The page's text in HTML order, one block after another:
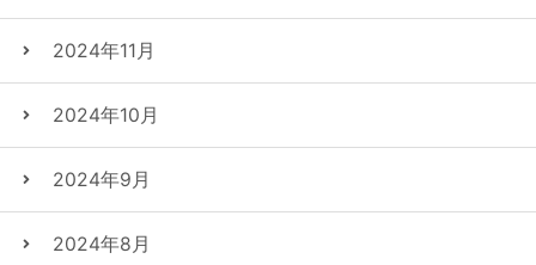
2024年11月
2024年10月
2024年9月
2024年8月